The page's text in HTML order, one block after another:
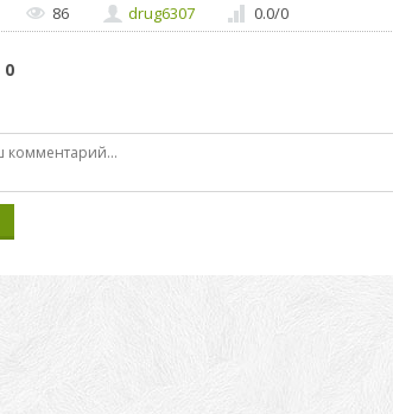
86 drug6307 0.0/0
0